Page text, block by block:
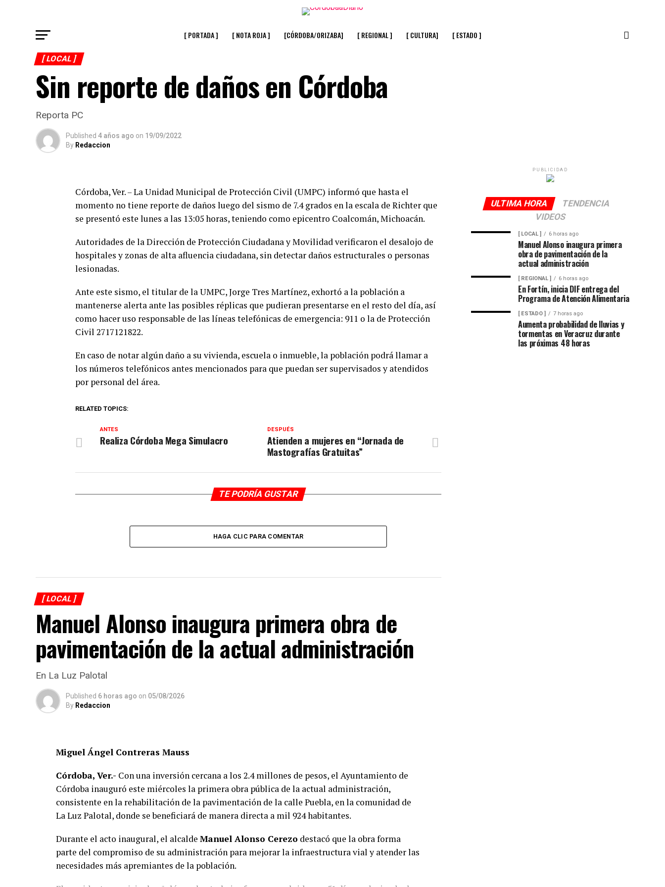
[ PORTADA ] [ NOTA ROJA ] [CÓRDOBA/ORIZABA] [ REGIONAL ] [ CULTURA] [ ESTADO ]
[ LOCAL ]
Sin reporte de daños en Córdoba
Reporta PC
Published 4 años ago on 19/09/2022
By Redaccion
Córdoba, Ver. – La Unidad Municipal de Protección Civil (UMPC) informó que hasta el
momento no tiene reporte de daños luego del sismo de 7.4 grados en la escala de Richter que
se presentó este lunes a las 13:05 horas, teniendo como epicentro Coalcomán, Michoacán.
Autoridades de la Dirección de Protección Ciudadana y Movilidad verificaron el desalojo de
hospitales y zonas de alta afluencia ciudadana, sin detectar daños estructurales o personas
lesionadas.
Ante este sismo, el titular de la UMPC, Jorge Tres Martínez, exhortó a la población a
mantenerse alerta ante las posibles réplicas que pudieran presentarse en el resto del día, así
como hacer uso responsable de las líneas telefónicas de emergencia: 911 o la de Protección
Civil 2717121822.
En caso de notar algún daño a su vivienda, escuela o inmueble, la población podrá llamar a
los números telefónicos antes mencionados para que puedan ser supervisados y atendidos
por personal del área.
RELATED TOPICS:
DESPUÉS
Atienden a mujeres en “Jornada de
Mastografías Gratuitas”
ANTES
Realiza Córdoba Mega Simulacro
TE PODRÍA GUSTAR
HAGA CLIC PARA COMENTAR
[ LOCAL ]
Manuel Alonso inaugura primera obra de
pavimentación de la actual administración
En La Luz Palotal
Published 6 horas ago on 05/08/2026
By Redaccion
Miguel Ángel Contreras Mauss
Córdoba, Ver.- Con una inversión cercana a los 2.4 millones de pesos, el Ayuntamiento de
Córdoba inauguró este miércoles la primera obra pública de la actual administración,
consistente en la rehabilitación de la pavimentación de la calle Puebla, en la comunidad de
La Luz Palotal, donde se beneficiará de manera directa a mil 924 habitantes.
Durante el acto inaugural, el alcalde Manuel Alonso Cerezo destacó que la obra forma
parte del compromiso de su administración para mejorar la infraestructura vial y atender las
necesidades más apremiantes de la población.
PUBLICIDAD
ULTIMA HORA
TENDENCIA
VIDEOS
[ LOCAL ] 6 horas ago
Manuel Alonso inaugura primera
obra de pavimentación de la
actual administración
[ REGIONAL ] 6 horas ago
En Fortín, inicia DIF entrega del
Programa de Atención Alimentaria
[ ESTADO ] 7 horas ago
Aumenta probabilidad de lluvias y
tormentas en Veracruz durante
las próximas 48 horas